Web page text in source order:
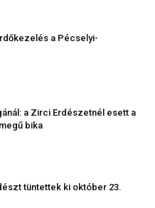
a Pécselyi-
a Zirci Erdészetnél esett a
bika
tüntettek ki október 23.